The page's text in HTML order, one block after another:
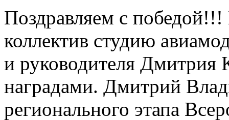
Поздравляем с
коллектив студию
и руководителя Дмитрия
наградами. Дмитрий
регионального этапа